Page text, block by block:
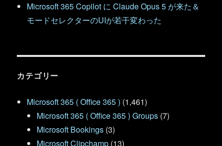
Microsoft 365 Copilot に Claude Opus 5 が来た＆
モードセレクターのUIが若干変わった
カテゴリー
Microsoft 365 ( Office 365 ) (1,461)
Microsoft 365 ( Office 365 ) Groups (7)
Microsoft Bookings (3)
Microsoft Clipchamp (13)